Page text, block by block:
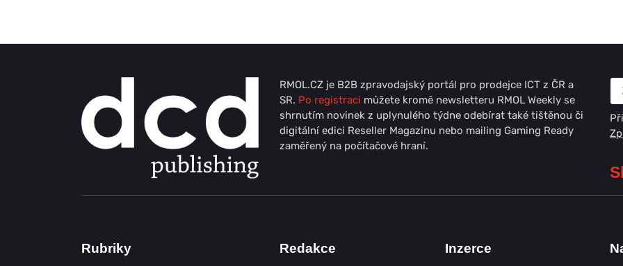
RMOL.CZ je B2B zpravodajský portál pro prodejce ICT z ČR a
SR. Po registraci můžete kromě newsletteru RMOL Weekly se
shrnutím novinek z uplynulého týdne odebírat také tištěnou či
digitální edici Reseller Magazinu nebo mailing Gaming Ready
zaměřený na počítačové hraní.
Rubriky Redakce Inzerce